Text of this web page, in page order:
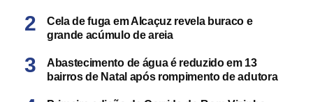
Cela de fuga em Alcaçuz revela buraco e
grande acúmulo de areia
Abastecimento de água é reduzido em 13
bairros de Natal após rompimento de adutora